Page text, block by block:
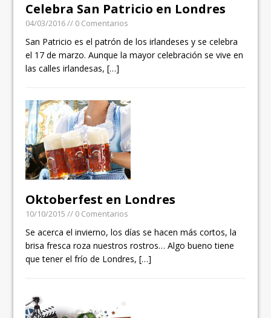
Celebra San Patricio en Londres
04/03/2016// 0 Comentarios
San Patricio es el patrón de los irlandeses y se celebra
el 17 de marzo. Aunque la mayor celebración se vive en
las calles irlandesas,[…]
Oktoberfest en Londres
10/10/2015 // 0 Comentarios
Se acerca el invierno, los días se hacen más cortos, la
brisa fresca roza nuestros rostros… Algo bueno tiene
que tener el frío de Londres,[…]